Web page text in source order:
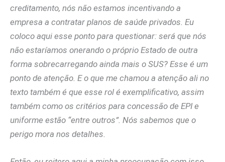
creditamento, nós não estamos incentivando a
empresa a contratar planos de saúde privados. Eu
coloco aqui esse ponto para questionar: será que nós
não estaríamos onerando o próprio Estado de outra
forma sobrecarregando ainda mais o SUS? Esse é um
ponto de atenção. E o que me chamou a atenção ali no
texto também é que esse rol é exemplificativo, assim
também como os critérios para concessão de EPI e
uniforme estão “entre outros”. Nós sabemos que o
perigo mora nos detalhes.